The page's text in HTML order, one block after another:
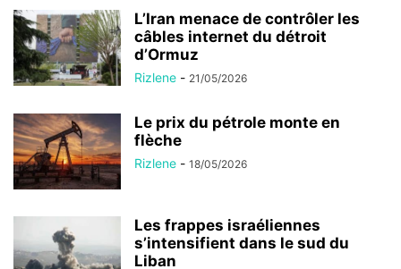
L’Iran menace de contrôler les
câbles internet du détroit
d’Ormuz
Rizlene - 21/05/2026
Le prix du pétrole monte en
flèche
Rizlene - 18/05/2026
Les frappes israéliennes
s’intensifient dans le sud du
Liban